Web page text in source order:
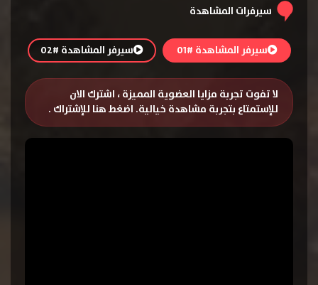
سيرفرات المشاهدة
سيرفر المشاهدة #01 سيرفر المشاهدة #02
لا تفوت تجربة مزايا العضوية المميزة ، اشترك الان
للإستمتاع بتجربة مشاهدة خيالية. اضغط هنا للإشتراك .